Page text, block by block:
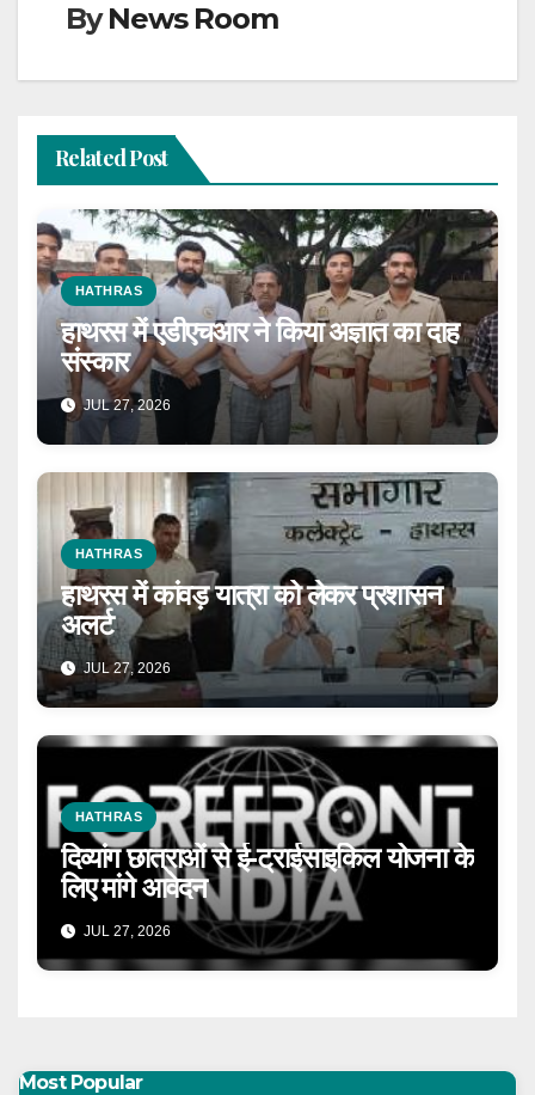
ByNews Room
Related Post
HATHRAS
हाथरस में एडीएचआर ने किया अज्ञात का दाह
संस्कार
JUL 27, 2026
HATHRAS
हाथरस में कांवड़ यात्रा को लेकर प्रशासन
अलर्ट
JUL 27, 2026
HATHRAS
दिव्यांग छात्राओं से ई-ट्राईसाइकिल योजना के
लिए मांगे आवेदन
JUL 27, 2026
Most Popular